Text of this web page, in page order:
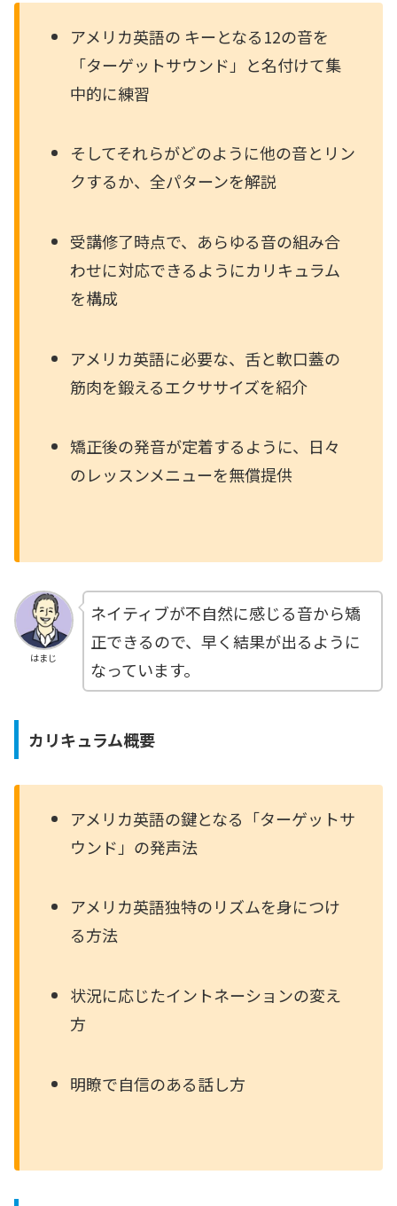
アメリカ英語の キーとなる12の音を
「ターゲットサウンド」と名付けて集
中的に練習
そしてそれらがどのように他の音とリン
クするか、全パターンを解説
受講修了時点で、あらゆる音の組み合
わせに対応できるようにカリキュラム
を構成
アメリカ英語に必要な、舌と軟口蓋の
筋肉を鍛えるエクササイズを紹介
矯正後の発音が定着するように、日々
のレッスンメニューを無償提供
はまじ
ネイティブが不自然に感じる音から矯
正できるので、早く結果が出るように
なっています。
カリキュラム概要
アメリカ英語の鍵となる「ターゲットサ
ウンド」の発声法
アメリカ英語独特のリズムを身につけ
る方法
状況に応じたイントネーションの変え
方
明瞭で自信のある話し方